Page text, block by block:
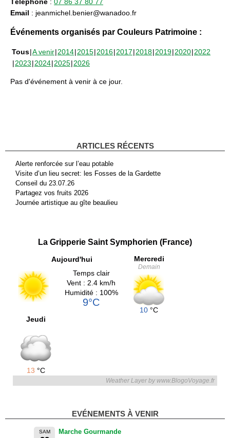
Email : jeanmichel.benier@wanadoo.fr
Événements organisés par Couleurs Patrimoine :
Tous A venir 2014 2015 2016 2017 2018 2019 2020 2022
2023 2024 2025 2026
Pas d'événement à venir à ce jour.
ARTICLES RÉCENTS
Alerte renforcée sur l’eau potable
Visite d’un lieu secret: les Fosses de la Gardette
Conseil du 23.07.26
Partagez vos fruits 2026
Journée artistique au gîte beaulieu
La Gripperie Saint Symphorien (France)
Aujourd'hui
Temps clair
Vent : 2.4 km/h
Humidité : 100%
9°C
Mercredi
Demain
10 °C
Jeudi
13 °C
Weather Layer by www.BlogoVoyage.fr
EVÉNEMENTS À VENIR
SAM Marche Gourmande